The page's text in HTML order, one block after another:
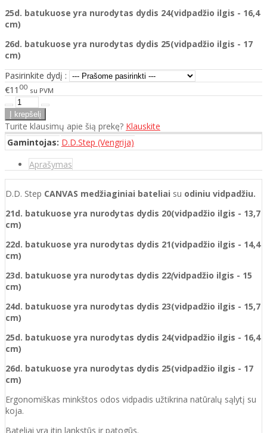
25d. batukuose yra nurodytas dydis 24(vidpadžio ilgis - 16,4
cm)
26d. batukuose yra nurodytas dydis 25(vidpadžio ilgis - 17
cm)
Pasirinkite dydį :
€11 00 su PVM
Turite klausimų apie šią prekę? Klauskite
Gamintojas: D.D.Step (Vengrija)
Aprašymas
D.D. Step CANVAS medžiaginiai bateliai su odiniu vidpadžiu.
21d. batukuose yra nurodytas dydis 20(vidpadžio ilgis - 13,7
cm)
22d. batukuose yra nurodytas dydis 21(vidpadžio ilgis - 14,4
cm)
23d. batukuose yra nurodytas dydis 22(vidpadžio ilgis - 15
cm)
24d. batukuose yra nurodytas dydis 23(vidpadžio ilgis - 15,7
cm)
25d. batukuose yra nurodytas dydis 24(vidpadžio ilgis - 16,4
cm)
26d. batukuose yra nurodytas dydis 25(vidpadžio ilgis - 17
cm)
Ergonomiškas minkštos odos vidpadis užtikrina natūralų sąlytį su
koja.
Bateliai yra itin lankstūs ir patogūs.